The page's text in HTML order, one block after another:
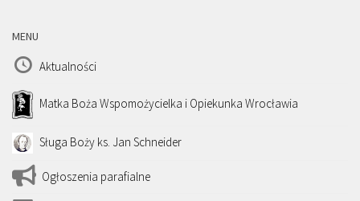
MENU
Aktualności
Matka Boża Wspomożycielka i Opiekunka Wrocławia
Sługa Boży ks. Jan Schneider
Ogłoszenia parafialne